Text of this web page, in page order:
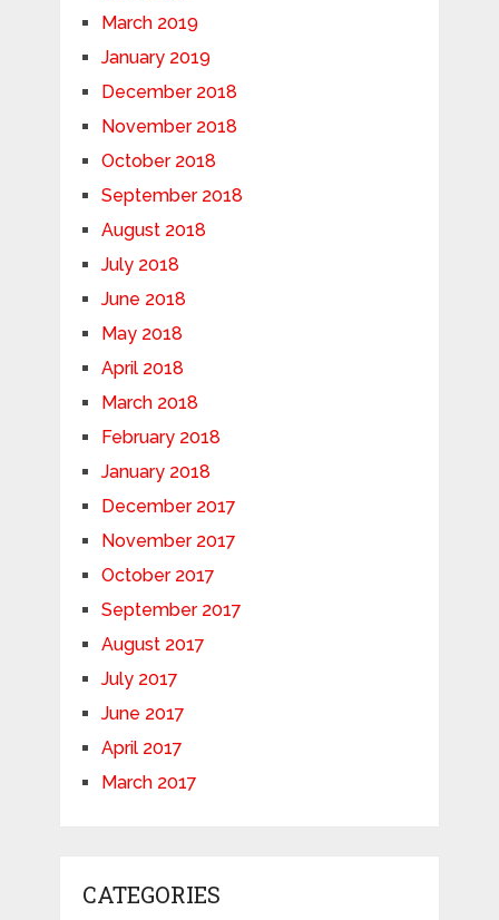
March 2019
January 2019
December 2018
November 2018
October 2018
September 2018
August 2018
July 2018
June 2018
May 2018
April 2018
March 2018
February 2018
January 2018
December 2017
November 2017
October 2017
September 2017
August 2017
July 2017
June 2017
April 2017
March 2017
CATEGORIES